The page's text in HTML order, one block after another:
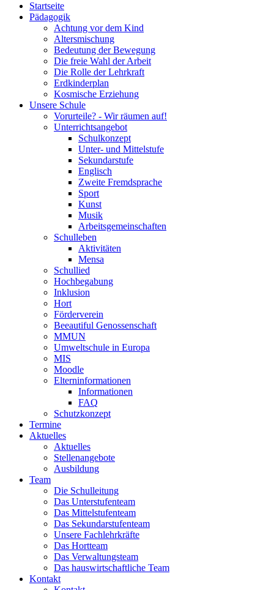
Startseite
Pädagogik
Achtung vor dem Kind
Altersmischung
Bedeutung der Bewegung
Die freie Wahl der Arbeit
Die Rolle der Lehrkraft
Erdkinderplan
Kosmische Erziehung
Unsere Schule
Vorurteile? - Wir räumen auf!
Unterrichtsangebot
Schulkonzept
Unter- und Mittelstufe
Sekundarstufe
Englisch
Zweite Fremdsprache
Sport
Kunst
Musik
Arbeitsgemeinschaften
Schulleben
Aktivitäten
Mensa
Schullied
Hochbegabung
Inklusion
Hort
Förderverein
Beeautiful Genossenschaft
MMUN
Umweltschule in Europa
MIS
Moodle
Elterninformationen
Informationen
FAQ
Schutzkonzept
Termine
Aktuelles
Aktuelles
Stellenangebote
Ausbildung
Team
Die Schulleitung
Das Unterstufenteam
Das Mittelstufenteam
Das Sekundarstufenteam
Unsere Fachlehrkräfte
Das Hortteam
Das Verwaltungsteam
Das hauswirtschaftliche Team
Kontakt